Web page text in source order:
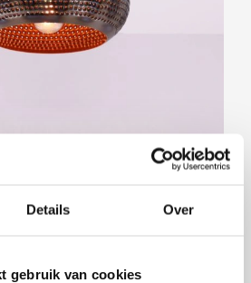
Details Over
gebruik van cookies